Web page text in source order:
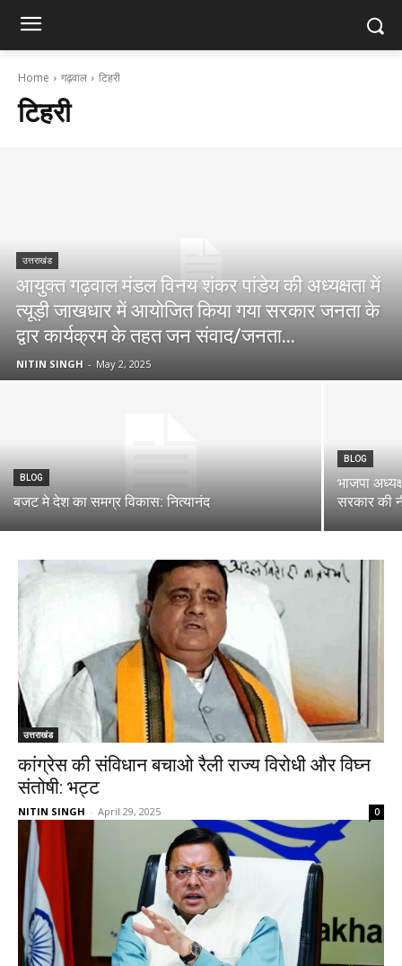
Home गढ़वाल टिहरी
टिहरी
उत्तराखंड
आयुक्त गढ़वाल मंडल विनय शंकर पांडेय की अध्यक्षता में
त्यूड़ी जाखधार में आयोजित किया गया सरकार जनता के
द्वार कार्यक्रम के तहत जन संवाद/जनता...
NITIN SINGH - May 2, 2025
BLOG
बजट मे देश का समग्र विकास: नित्यानंद
BLOG
भाजपा
सरकार की
उत्तराखंड
कांग्रेस की संविधान बचाओ रैली राज्य विरोधी और विघ्न
संतोषी: भट्ट
NITIN SINGH - April 29, 2025 0